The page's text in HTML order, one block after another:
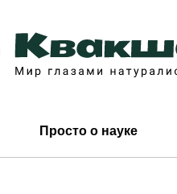
Просто о науке